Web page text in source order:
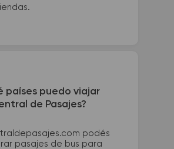
países puedo viajar
de Pasajes?
podés
pasajes de bus para